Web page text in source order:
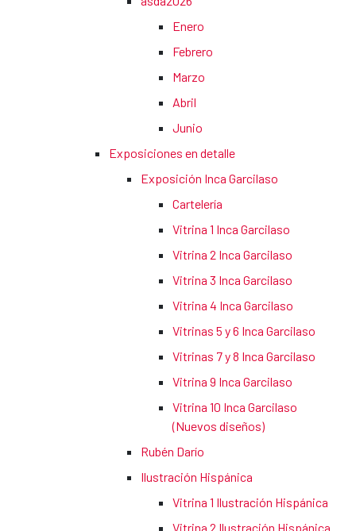
Enero
Febrero
Marzo
Abril
Junio
Exposiciones en detalle
Exposición Inca Garcilaso
Cartelería
Vitrina 1 Inca Garcilaso
Vitrina 2 Inca Garcilaso
Vitrina 3 Inca Garcilaso
Vitrina 4 Inca Garcilaso
Vitrinas 5 y 6 Inca Garcilaso
Vitrinas 7 y 8 Inca Garcilaso
Vitrina 9 Inca Garcilaso
Vitrina 10 Inca Garcilaso
(Nuevos diseños)
Rubén Darío
Ilustración Hispánica
Vitrina 1 Ilustración Hispánica
Vitrina 2 Ilustración Hispánica